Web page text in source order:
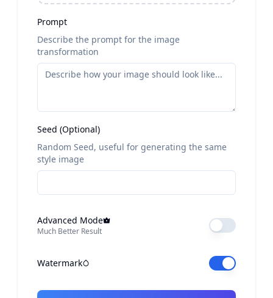
Prompt
Describe the prompt for the image
transformation
Seed (Optional)
Random Seed, useful for generating the same
style image
Advanced Mode
Much Better Result
Watermark